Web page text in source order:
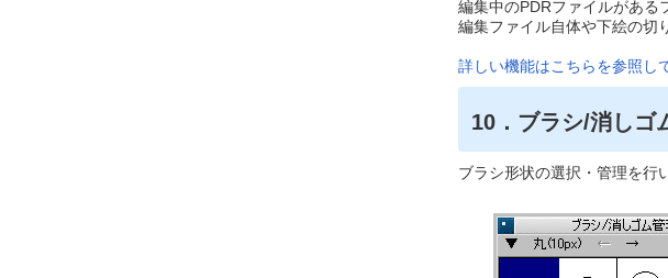
編集中のPDRファイルがある
編集ファイル自体や下絵の切
詳しい機能はこちらを参照し
10．ブラシ/消しゴ
ブラシ形状の選択・管理を行